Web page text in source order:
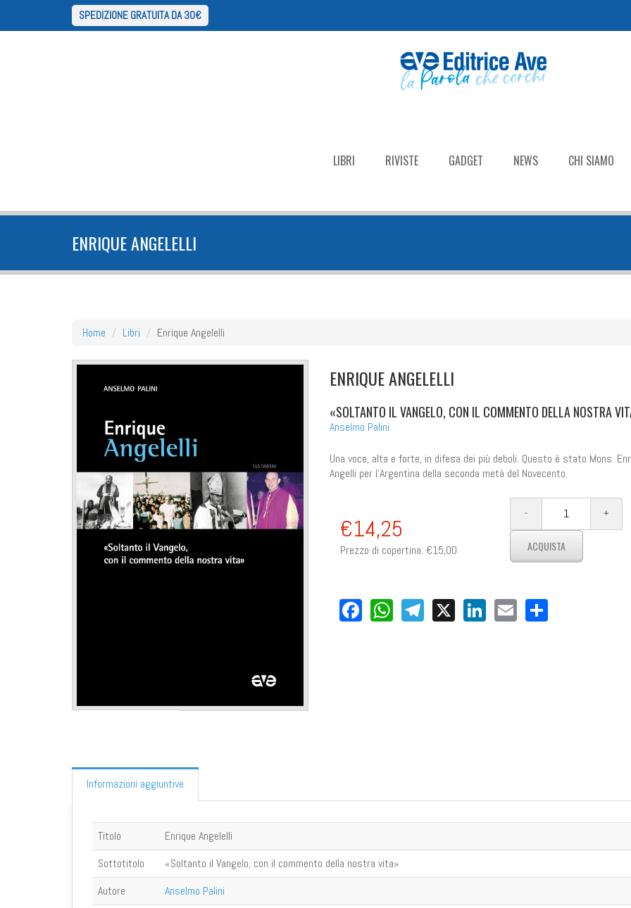
SPEDIZIONE GRATUITA DA 30€
LIBRI RIVISTE GADGET NEWS CHI SIAMO
ENRIQUE ANGELELLI
Home Libri Enrique Angelelli
ENRIQUE ANGELELLI
«SOLTANTO IL VANGELO, CON IL COMMENTO DELLA NOSTRA
Anselmo Palini
Una voce, alta e forte, in difesa dei più deboli. Questo è stato Mons.
Angelli per l'Argentina della seconda metà del Novecento.
€14,25
Prezzo di copertina: €15,00
Facebook
WhatsApp
Telegram
X LinkedIn
EmailShare
Informazioni aggiuntive
Titolo
Enrique Angelelli
Sottotitolo
«Soltanto il Vangelo, con il commento della nostra vita»
Autore
Anselmo Palini